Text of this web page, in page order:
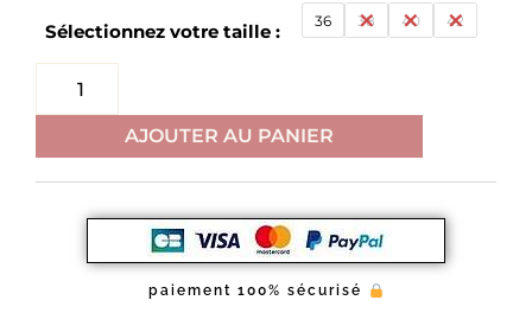
Sélectionnez votre taille : 36 38 40 42
AJOUTER AU PANIER
paiement 100% sécurisé